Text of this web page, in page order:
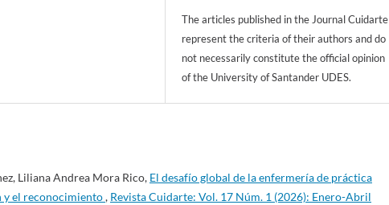
The articles published in the Journal Cuidarte
represent the criteria of their authors and do
not necessarily constitute the official opinion
of the University of Santander UDES.
Liliana Andrea Mora Rico, El desafío global de la enfermería de práctica
y el reconocimiento, Revista Cuidarte: Vol. 17 Núm. 1 (2026): Enero-Abril